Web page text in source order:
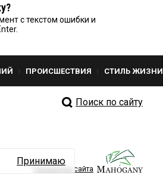
с текстом ошибки и
ПРОИСШЕСТВИЯ СТИЛЬ ЖИЗНИ
Поиск по сайту
Разработка сайта
Принимаю